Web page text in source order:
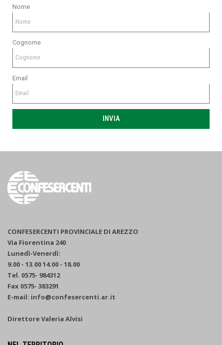
Nome
Cognome
Email
INVIA
CONFESERCENTI PROVINCIALE DI AREZZO
Via Fiorentina 240
Lunedì-Venerdì:
9.00 - 13.00 14.00 - 18.00
Tel. 0575- 984312
Fax 0575- 383291
E-mail: info@confesercenti.ar.it
Direttore Valeria Alvisi